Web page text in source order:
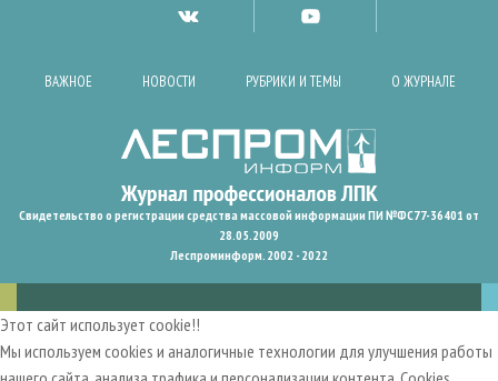
ВАЖНОЕ НОВОСТИ РУБРИКИ И ТЕМЫ О ЖУРНАЛЕ
Свидетельство о регистрации средства массовой информации ПИ №ФС77-36401 от
28.05.2009
Леспроминформ. 2002 - 2022
Этот сайт использует cookie!!
Мы используем cookies и аналогичные технологии для улучшения работы